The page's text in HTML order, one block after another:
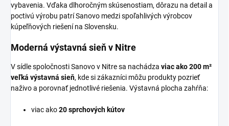
vybavenia. Vďaka dlhoročným skúsenostiam, dôrazu na detail a
poctivú výrobu patrí Sanovo medzi spoľahlivých výrobcov
kúpeľňových riešení na Slovensku.
Moderná výstavná sieň v Nitre
V sídle spoločnosti Sanovo v Nitre sa nachádza viac ako 200 m²
veľká výstavná sieň, kde si zákazníci môžu produkty pozrieť
naživo a porovnať jednotlivé riešenia. Výstavná plocha zahŕňa:
viac ako20 sprchových kútov